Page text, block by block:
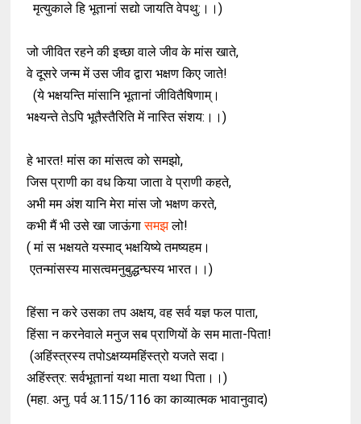
मृत्युकाले हि भूतानां सद्यो जायति वेपथु:।।)
जो जीवित रहने की इच्छा वाले जीव के मांस खाते,
वे दूसरे जन्म में उस जीव द्वारा भक्षण किए जाते!
(ये भक्षयन्ति मांसानि भूतानां जीवितैषिणाम्।
भक्ष्यन्ते तेऽपि भूतैस्तैरिति में नास्ति संशय:।।)
हे भारत! मांस का मांसत्व को समझो,
जिस प्राणी का वध किया जाता वे प्राणी कहते,
अभी मम अंश यानि मेरा मांस जो भक्षण करते,
कभी मैं भी उसे खा जाऊंगासमझलो!
( मां स भक्षयते यस्माद् भक्षयिष्ये तमष्यहम।
एतन्मांसस्य मासत्वमनुबुद्धन्घस्य भारत।।)
हिंसा न करे उसका तप अक्षय, वह सर्व यज्ञ फल पाता,
हिंसा न करनेवाले मनुज सब प्राणियों के सम माता-पिता!
(अहिंस्त्रस्य तपोऽक्षय्यमहिंस्त्रो यजते सदा।
अहिंस्त्र: सर्वभूतानां यथा माता यथा पिता।।)
(महा. अनु. पर्व अ.115/116 का काव्यात्मक भावानुवाद)